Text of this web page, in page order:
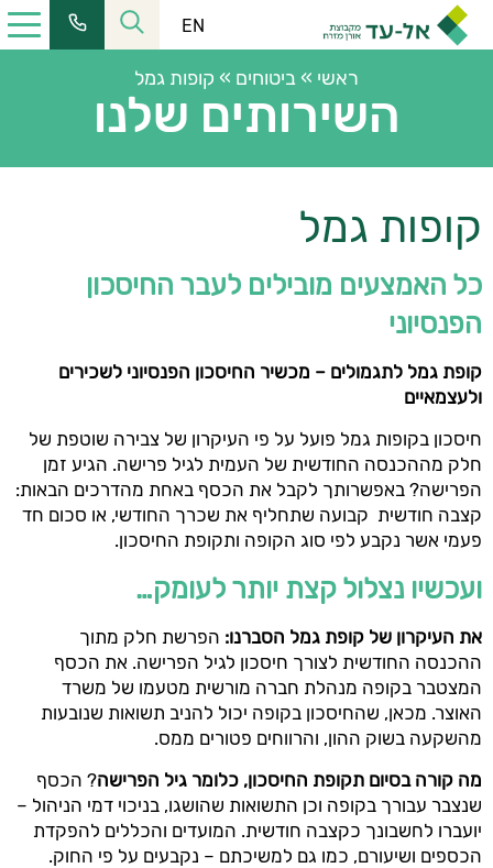
EN
ראשי »ביטוחים » קופות גמל
השירותים שלנו
קופות גמל
כל האמצעים מובילים לעבר החיסכון
הפנסיוני
קופת גמל לתגמולים – מכשיר החיסכון הפנסיוני לשכירים
ולעצמאיים
חיסכון בקופות גמל פועל על פי העיקרון של צבירה שוטפת של
חלק מההכנסה החודשית של העמית לגיל פרישה. הגיע זמן
הפרישה? באפשרותך לקבל את הכסף באחת מהדרכים הבאות:
קצבה חודשית קבועה שתחליף את שכרך החודשי, או סכום חד
פעמי אשר נקבע לפי סוג הקופה ותקופת החיסכון.
ועכשיו נצלול קצת יותר לעומק…
את העיקרון של קופת גמל הסברנו: הפרשת חלק מתוך
ההכנסה החודשית לצורך חיסכון לגיל הפרישה. את הכסף
המצטבר בקופה מנהלת חברה מורשית מטעמו של משרד
האוצר. מכאן, שהחיסכון בקופה יכול להניב תשואות שנובעות
מהשקעה בשוק ההון, והרווחים פטורים ממס.
מה קורה בסיום תקופת החיסכון, כלומר גיל הפרישה? הכסף
שנצבר עבורך בקופה וכן התשואות שהושגו, בניכוי דמי הניהול –
יועברו לחשבונך כקצבה חודשית. המועדים והכללים להפקדת
הכספים ושיעורם, כמו גם למשיכתם – נקבעים על פי החוק.
טל': 02-6228555| פקס:
שעות פעילות:
כתובת המייל שלנו:
elad@el-ad.co.il